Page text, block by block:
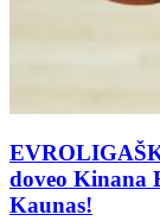
doveo Kinana
Kaunas!